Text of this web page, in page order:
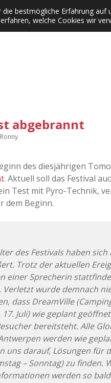
Dates Instagrams Contact
abgebrannt
Ronny
des diesjährigen
. Aktuell soll das Festival
Test mit Pyro-Technik,
dem Beginn.
des Festivals haben
Trotz der aktuellen
einer Sprecherin
wurde demnach
dass DreamVille
Juli) wie geplant
bereitsteht. Alle
werden wie
uns darauf, Lösungen für
– Sonntag) zu finden.
werden so
bestmögliche Erfahrung auf
welche Cookies wir